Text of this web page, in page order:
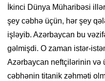
İkinci Dünya Müharibəsi
şey cəbhə üçün, hər şey
işləyib. Azərbaycan bu
gəlmişdi. O zaman istər-
Azərbaycan neftçilərinin və
cəbhənin titanik zəhməti